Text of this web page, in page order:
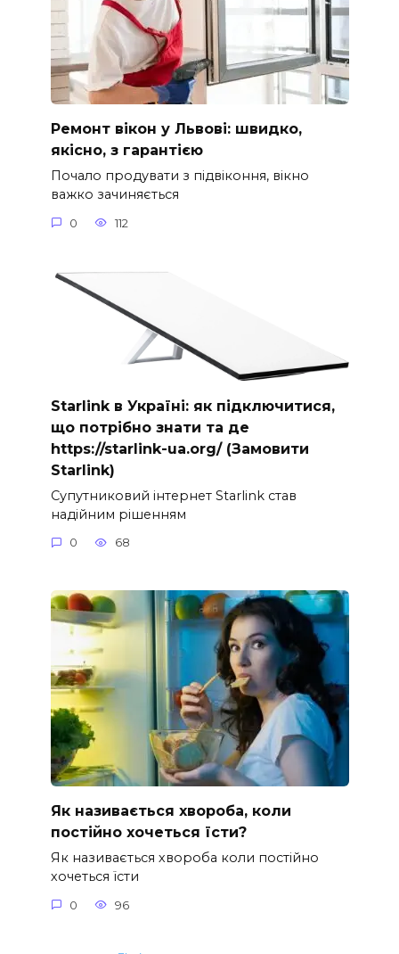
Ремонт вікон у Львові: швидко,
якісно, з гарантією
Почало продувати з підвіконня, вікно
важко зачиняється
0 112
Starlink в Україні: як підключитися,
що потрібно знати та де
https://starlink-ua.org/ (Замовити
Starlink)
Супутниковий інтернет Starlink став
надійним рішенням
0 68
Як називається хвороба, коли
постійно хочеться їсти?
Як називається хвороба коли постійно
хочеться їсти
0 96